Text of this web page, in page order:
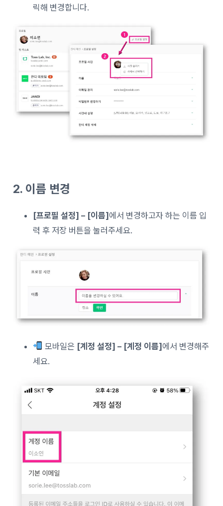
릭해 변경합니다.
2. 이름 변경
[프로필 설정] – [이름]에서 변경하고자 하는 이름 입
력 후 저장 버튼을 눌러주세요.
모바일은 [계정 설정] – [계정 이름]에서 변경해주
세요.